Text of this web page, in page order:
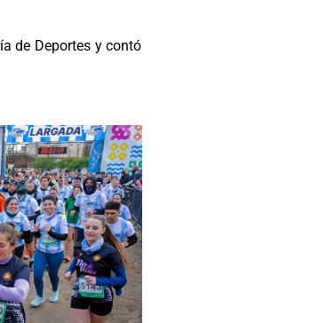
de Deportes y contó